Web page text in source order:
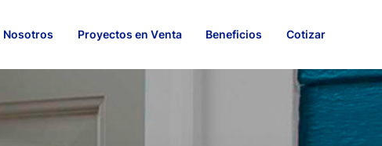
Nosotros Proyectos en Venta Beneficios Cotizar